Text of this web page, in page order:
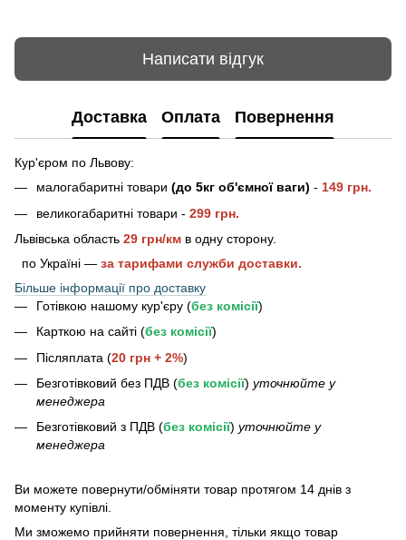
Написати відгук
Доставка Оплата Повернення
Кур'єром по Львову:
малогабаритні товари (до 5кг об'ємної ваги) - 149 грн.
великогабаритні товари - 299 грн.
Львівська область 29 грн/км в одну сторону.
по Україні — за тарифами служби доставки.
Більше інформації про доставку
Готівкою нашому кур'єру (без комісії)
Карткою на сайті (без комісії)
Післяплата (20 грн + 2%)
Безготівковий без ПДВ (без комісії) уточнюйте у
менеджера
Безготівковий з ПДВ (без комісії) уточнюйте у
менеджера
Bи можете повернути/обміняти товар протягом 14 днів з
моменту купівлі.
Ми зможемо прийняти повернення, тільки якщо товар